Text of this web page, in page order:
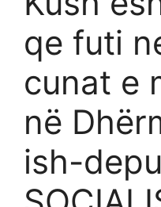
qe futi
cunat e
në
ish-